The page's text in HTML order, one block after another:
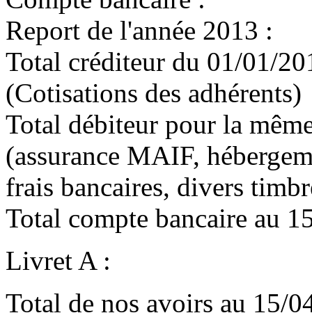
Report de l'année
Total créditeur du 01/
(Cotisations des adhérents)
Total débiteur pour la
(assurance MAIF,
frais bancaires, divers
Total compte bancaire
Livret A :
Total de nos avoirs au